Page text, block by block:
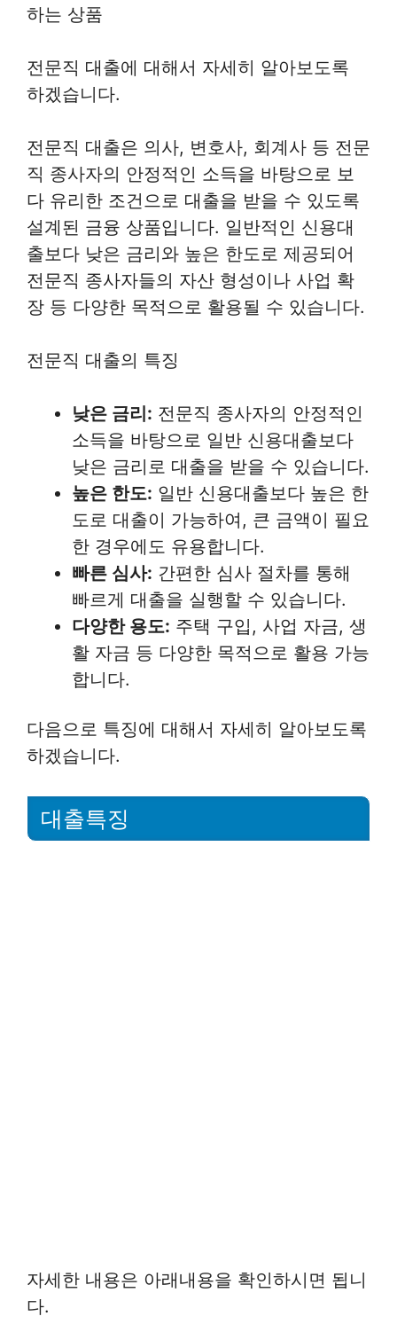
하는 상품
전문직 대출에 대해서 자세히 알아보도록
하겠습니다.
전문직 대출은 의사, 변호사, 회계사 등 전문
직 종사자의 안정적인 소득을 바탕으로 보
다 유리한 조건으로 대출을 받을 수 있도록
설계된 금융 상품입니다. 일반적인 신용대
출보다 낮은 금리와 높은 한도로 제공되어
전문직 종사자들의 자산 형성이나 사업 확
장 등 다양한 목적으로 활용될 수 있습니다.
전문직 대출의 특징
낮은 금리: 전문직 종사자의 안정적인
소득을 바탕으로 일반 신용대출보다
낮은 금리로 대출을 받을 수 있습니다.
높은 한도: 일반 신용대출보다 높은 한
도로 대출이 가능하여, 큰 금액이 필요
한 경우에도 유용합니다.
빠른 심사: 간편한 심사 절차를 통해
빠르게 대출을 실행할 수 있습니다.
다양한 용도: 주택 구입, 사업 자금, 생
활 자금 등 다양한 목적으로 활용 가능
합니다.
다음으로 특징에 대해서 자세히 알아보도록
하겠습니다.
대출특징
자세한 내용은 아래내용을 확인하시면 됩니
다.